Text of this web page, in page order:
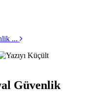
...
Güvenlik